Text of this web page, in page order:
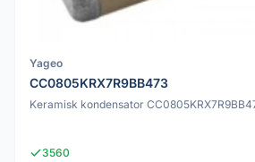
Yageo
CC0805KRX7R9BB473
Keramisk kondensator
3560